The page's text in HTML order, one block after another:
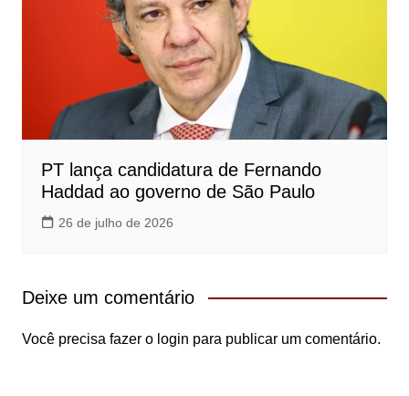
PT lança candidatura de Fernando
Haddad ao governo de São Paulo
26 de julho de 2026
Deixe um comentário
Você precisa fazer o login para publicar um comentário.